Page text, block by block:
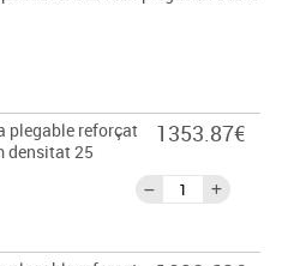
plegable reforçat
densitat 25
1353.87€